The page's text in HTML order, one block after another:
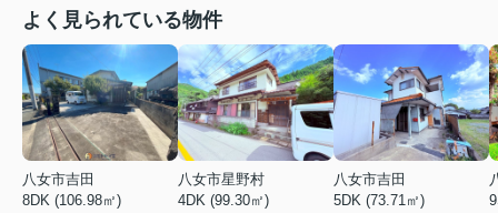
よく見られている物件
八女市吉田
8DK (106.98㎡)
八女市星野村
4DK (99.30㎡)
八女市吉田
5DK (73.71㎡)